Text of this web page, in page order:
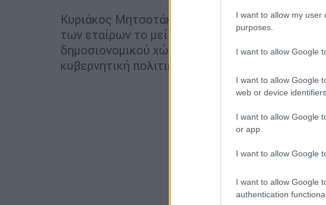
I want to allow my user
purposes.
I want to allow Google
I want to allow Google
web or device
I want to allow Google
or app.
I want to allow Google
I want to allow Google
authentication
Κυριάκος Μητσοτάκης και Χρήστος Σταϊκούρας
των εταίρων το μείζον για την Αθήνα θέμα της
δημοσιονομικού χώρου για το 2021, ώστε να...
κυβερνητική πολιτική της περαιτέρω μείωσης